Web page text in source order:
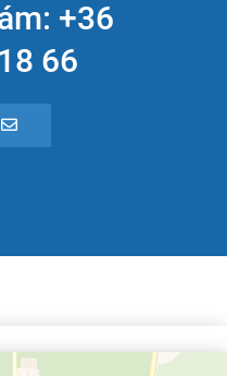
+36
66